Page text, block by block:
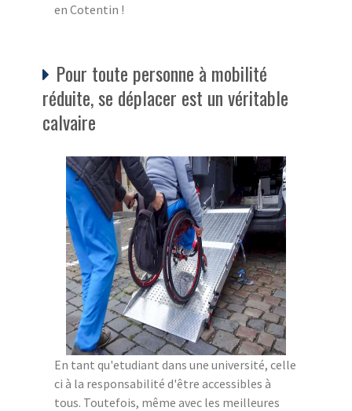
en Cotentin !
Pour toute personne à mobilité
réduite, se déplacer est un véritable
calvaire
En tant qu'etudiant dans une université, celle
ci à la responsabilité d'être accessibles à
tous. Toutefois, même avec les meilleures